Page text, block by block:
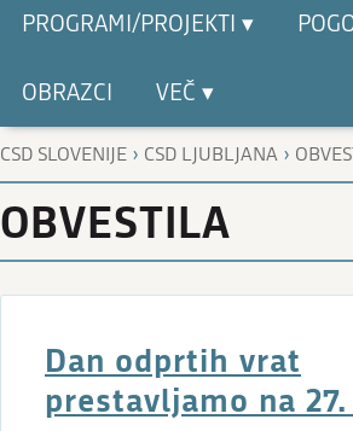
PROGRAMI/PROJEKTI ▾
OBRAZCI VEČ ▾
CSD SLOVENIJE › CSD LJUBLJANA ›
OBVESTILA
Dan odprtih vrat
prestavljamo na